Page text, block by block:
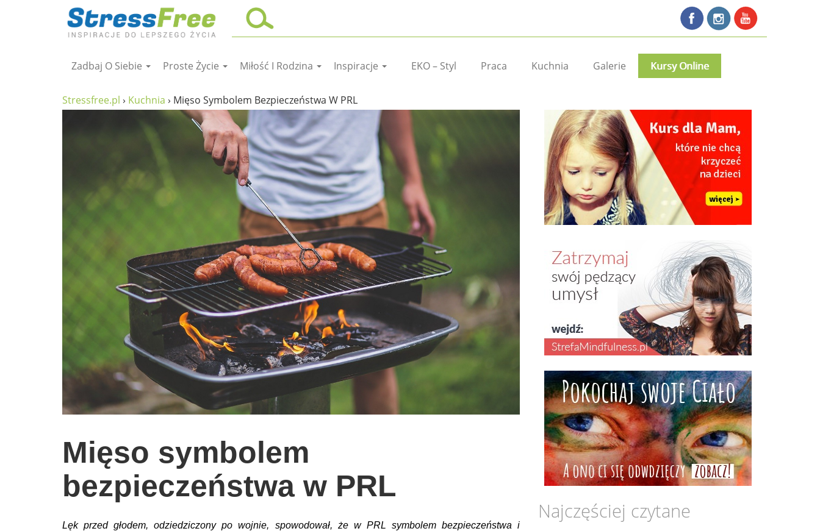
zadbaj o siebie
wolność od stresu
w rodzinie
wychowanie dzieci
zabawy dla dzieci
podróże
zrób to sam
Zadbaj O Siebie Proste Życie Miłość I Rodzina Inspiracje EKO – Styl Praca Kuchnia Galerie Kursy Online
Stressfree.pl › Kuchnia › Mięso Symbolem Bezpieczeństwa W PRL
Mięso symbolem
bezpieczeństwa w PRL
Lęk przed głodem, odziedziczony po wojnie, spowodował, że w PRL symbolem bezpieczeństwa i
Najczęściej czytane